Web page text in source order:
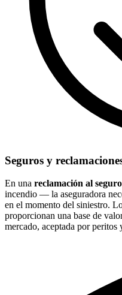
Seguros y
En una reclamación al seguro
incendio — la aseguradora
en el momento del siniestro.
proporcionan una base de
mercado, aceptada por peritos